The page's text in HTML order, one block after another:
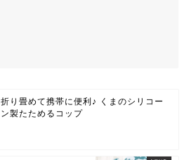
折り畳めて携帯に便利♪ くまのシリコー
ン製たためるコップ